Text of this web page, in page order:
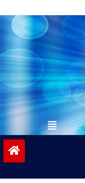
to
content